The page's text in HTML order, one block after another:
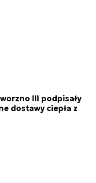
III podpisały
dostawy ciepła z